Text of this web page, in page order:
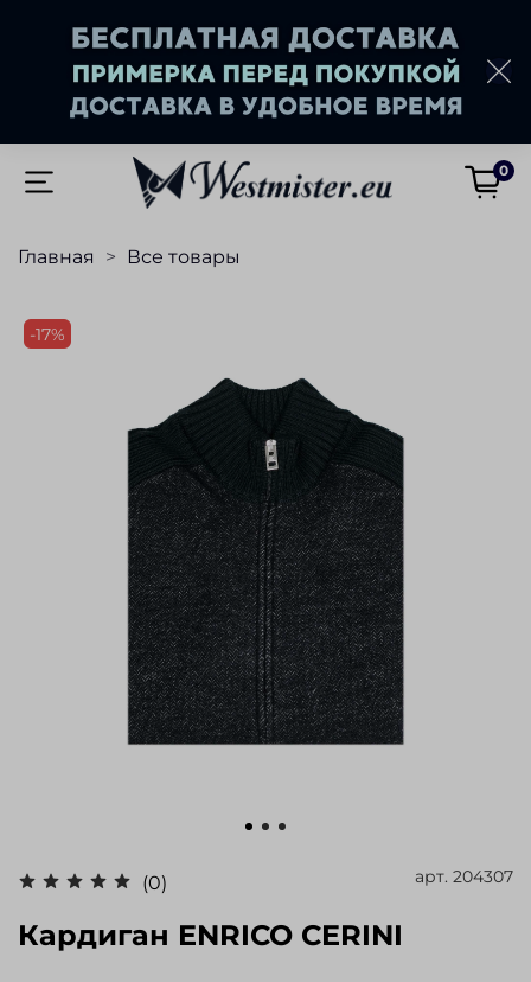
0
Главная Все товары
-17%
(0) арт. 204307
Кардиган ENRICO CERINI